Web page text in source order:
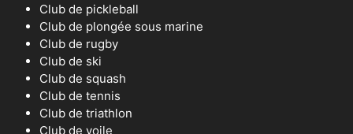
Club de pickleball
Club de plongée sous marine
Club de rugby
Club de ski
Club de squash
Club de tennis
Club de triathlon
Club de voile